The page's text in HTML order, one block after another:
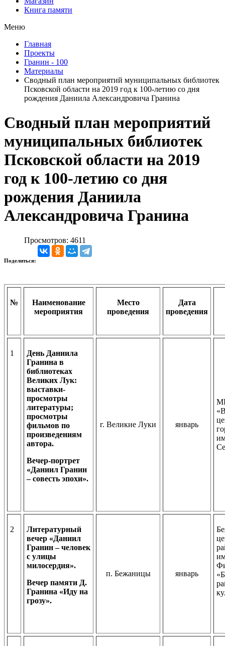
Книга памяти
Меню
Главная
Проекты
Гранин - 100
Материалы
Сводный план мероприятий муниципальных библиотек
Псковской области на 2019 год к 100-летию со дня
рождения Даниила Александровича Гранина
Сводный план мероприятий
муниципальных библиотек
Псковской области на 2019
год к 100-летию со дня
рождения Даниила
Александровича Гранина
Просмотров: 4611
Поделиться:
№
Наименование
мероприятия
Место
проведения
Дата
проведения
1
День Даниила
Гранина в
библиотеках
Великих Лук:
выставки-
просмотры
литературы;
просмотры
фильмов по
произведениям
автора.
Вечер-портрет
«Даниил Гранин
– совесть эпохи».
г. Великие Луки январь
2
Литературный
вечер «Даниил
Гранин – человек
с улицы
милосердия».
Вечер памяти Д.
Гранина «Иду на
грозу».
п. Бежаницы январь